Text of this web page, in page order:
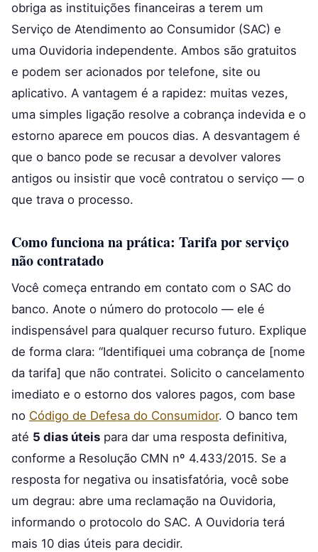
obriga as instituições financeiras a terem um
Serviço de Atendimento ao Consumidor (SAC) e
uma Ouvidoria independente. Ambos são gratuitos
e podem ser acionados por telefone, site ou
aplicativo. A vantagem é a rapidez: muitas vezes,
uma simples ligação resolve a cobrança indevida e o
estorno aparece em poucos dias. A desvantagem é
que o banco pode se recusar a devolver valores
antigos ou insistir que você contratou o serviço — o
que trava o processo.
Como funciona na prática: Tarifa por serviço
não contratado
Você começa entrando em contato com o SAC do
banco. Anote o número do protocolo — ele é
indispensável para qualquer recurso futuro. Explique
de forma clara: “Identifiquei uma cobrança de [nome
da tarifa] que não contratei. Solicito o cancelamento
imediato e o estorno dos valores pagos, com base
no Código de Defesa do Consumidor. O banco tem
até 5 dias úteis para dar uma resposta definitiva,
conforme a Resolução CMN nº 4.433/2015. Se a
resposta for negativa ou insatisfatória, você sobe
um degrau: abre uma reclamação na Ouvidoria,
informando o protocolo do SAC. A Ouvidoria terá
mais 10 dias úteis para decidir.